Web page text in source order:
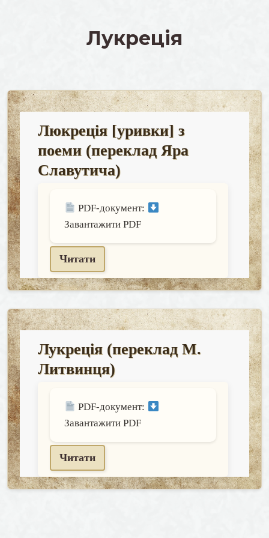
Лукреція
Люкреція [уривки] з
поеми (переклад Яра
Славутича)
PDF-документ:
Завантажити PDF
Читати
Лукреція (переклад М.
Литвинця)
PDF-документ:
Завантажити PDF
Читати